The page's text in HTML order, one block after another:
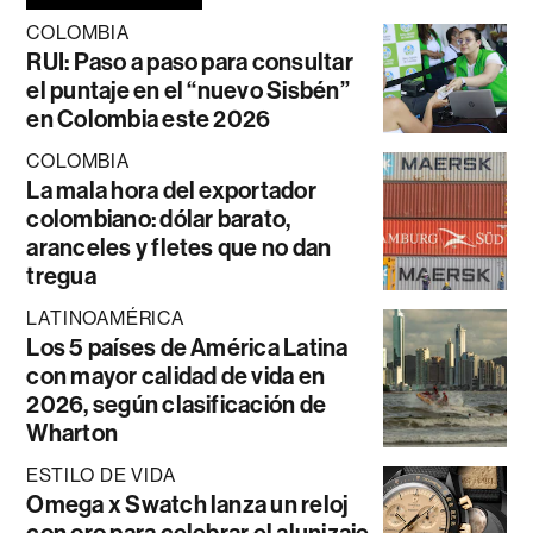
COLOMBIA
RUI: Paso a paso para consultar
el puntaje en el “nuevo Sisbén”
en Colombia este 2026
COLOMBIA
La mala hora del exportador
colombiano: dólar barato,
aranceles y fletes que no dan
tregua
LATINOAMÉRICA
Los 5 países de América Latina
con mayor calidad de vida en
2026, según clasificación de
Wharton
ESTILO DE VIDA
Omega x Swatch lanza un reloj